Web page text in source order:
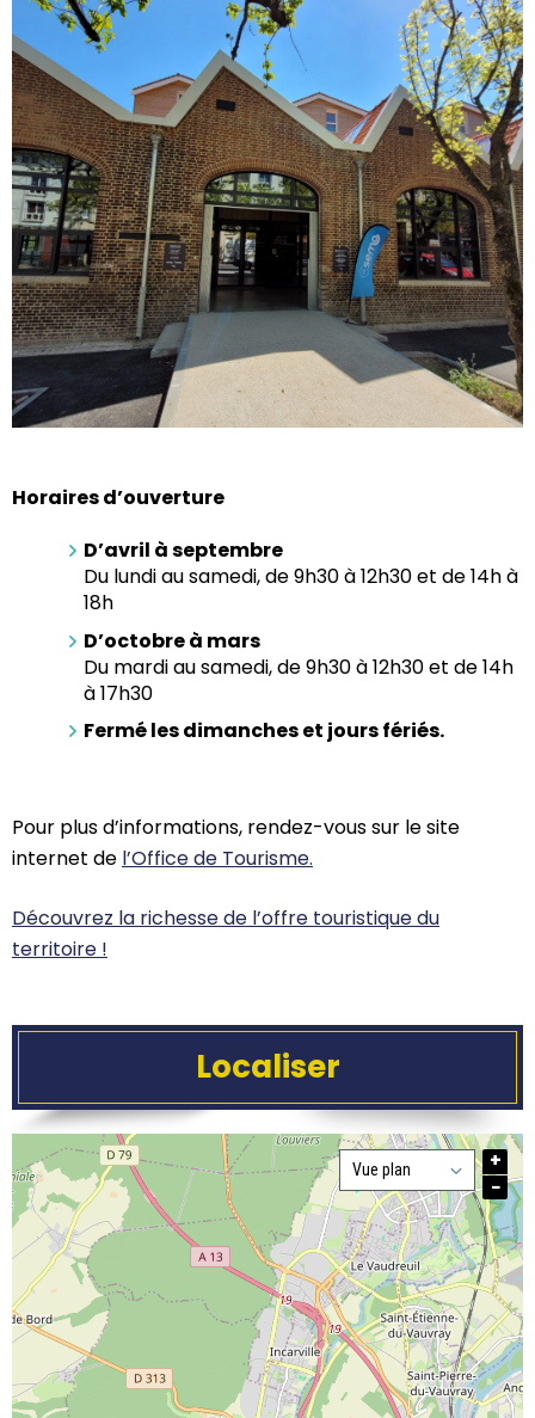
Horaires d’ouverture
D’avril à septembre
Du lundi au samedi, de 9h30 à 12h30 et de 14h à
18h
D’octobre à mars
Du mardi au samedi, de 9h30 à 12h30 et de 14h
à 17h30
Fermé les dimanches et jours fériés.
Pour plus d’informations, rendez-vous sur le site
internet de l’Office de Tourisme.
Découvrez la richesse de l’offre touristique du
territoire !
Localiser
+
−